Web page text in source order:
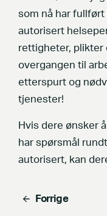
som nå har
autorisert
rettigheter, plikter
overgangen til
etterspurt og
tjenester!
Hvis dere ønsker
har spørsmål
autorisert, kan
Forrige